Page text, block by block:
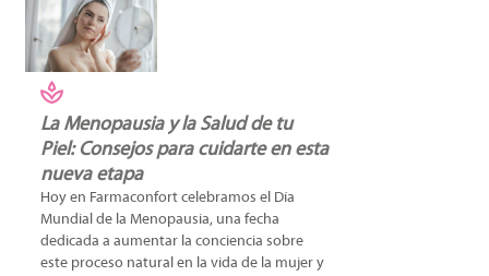
La Menopausia y la Salud de tu
Piel: Consejos para cuidarte en esta
nueva etapa
Hoy en Farmaconfort celebramos el Día
Mundial de la Menopausia, una fecha
dedicada a aumentar la conciencia sobre
este proceso natural en la vida de la mujer y